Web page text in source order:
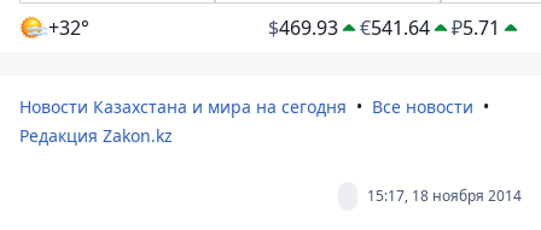
+32° $469.93 €541.64 ₽5.71
Новости Казахстана и мира на сегодня
Все новости
Редакция Zakon.kz
15:17, 18 ноября 2014